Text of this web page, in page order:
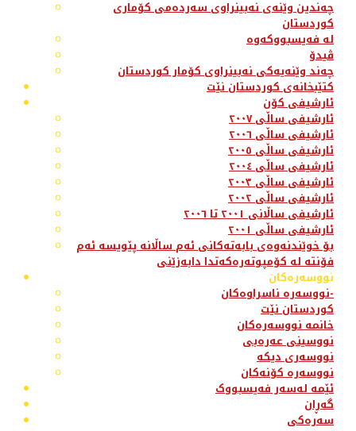
چەندین وێنەی نەبینراوی سەردەمی کۆماری
کوردستان
لە فەیسبووکەوە
ڤیدۆ
چەند وێنەیەکی نەبینراوی کۆمار کوردستان
کتێبخانەی کوردستان نێت
ئارشیفی کۆن
ئارشیفی ساڵی ٢٠٠٧
ئارشیفی ساڵی ٢٠٠٦
ئارشیفی ساڵی ٢٠٠٥
ئارشیفی ساڵی ٢٠٠٤
ئارشیفی ساڵی ٢٠٠٣
ئارشیفی ساڵی ٢٠٠٢
ئارشیفی ساڵانی ٢٠٠١ تا ٢٠٠٦
ئارشیفی ساڵی ٢٠٠١
بۆ خوێندنەوەی بابەتەکانی ئەم ساڵانە پێویسە ئەم
فۆنتە لە کۆمپوتەرەکەتدا دابەزێنی
نووسەرەکان
نووسەرە ناسراوەکان-
کوردستان نێت
خانمە نووسەرەکان
نووسینی عەرەبی
نووسەری دیکە
نووسەرە کۆنەکان
ئێمە لەسەر فەیسبووک
گەڕان
سەرەکی